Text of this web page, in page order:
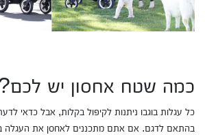
כמה שטח אחסון יש
כל עגלות בוגבו ניתנות לקיפול בקלות, אבל כדאי
בהתאם לדגם. אם אתם מתכננים לאחסן את העגלה